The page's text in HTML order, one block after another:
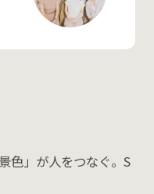
色」が人をつなぐ。S